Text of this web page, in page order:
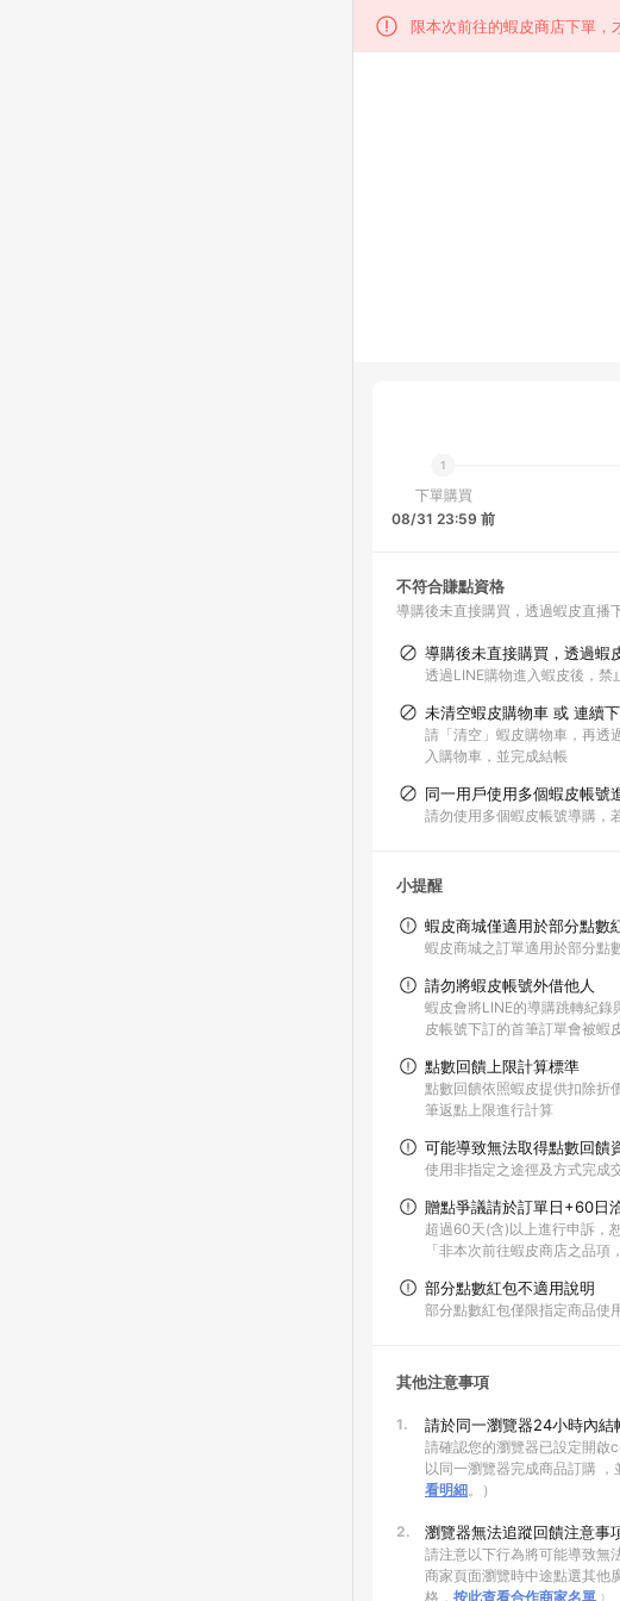
限本次前往的蝦皮商店下單，
下單購買
08/31 23:59 前
不符合賺點資格
導購後未直接購買，透過蝦皮直播
導購後未直接購買，透過蝦
透過LINE購物進入蝦皮後，禁
未清空蝦皮購物車 或 連續
請「清空」蝦皮購物車，再透
入購物車，並完成結帳
同一用戶使用多個蝦皮帳號
請勿使用多個蝦皮帳號導購，
小提醒
蝦皮商城僅適用於部分點數
蝦皮商城之訂單適用於部分點
請勿將蝦皮帳號外借他人
蝦皮會將LINE的導購跳轉紀
皮帳號下訂的首筆訂單會被蝦
點數回饋上限計算標準
點數回饋依照蝦皮提供扣除折
筆返點上限進行計算
可能導致無法取得點數回饋
使用非指定之途徑及方式完成
贈點爭議請於訂單日+60日
超過60天(含)以上進行申訴，
「非本次前往蝦皮商店之品項
部分點數紅包不適用說明
部分點數紅包僅限指定商品使
其他注意事項
1. 請於同一瀏覽器24小時內結
請確認您的瀏覽器已設定開啟
以同一瀏覽器完成商品訂購
看明細。）
2. 瀏覽器無法追蹤回饋注意事
請注意以下行為將可能導致無
商家頁面瀏覽時中途點選其他
格， 按此查看合作商家名單 ﹚